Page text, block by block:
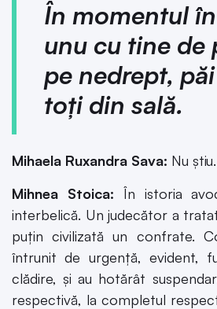
În momentul
unu cu tine de
pe nedrept,
toți din sală.
Mihaela Ruxandra Sava: Nu știu.
Mihnea Stoica: În istoria
interbelică. Un judecător a
puțin civilizată un confrate.
întrunit de urgență, evident,
clădire, și au hotărât
respectivă, la completul